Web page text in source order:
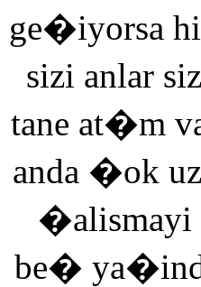
ge�iyorsa
sizi anlar
tane at�m
anda �ok
be�